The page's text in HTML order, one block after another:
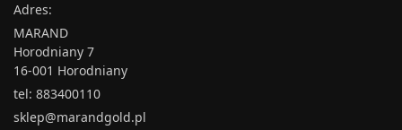
Adres:
MARAND
Horodniany 7
16-001 Horodniany
tel: 883400110
sklep@marandgold.pl